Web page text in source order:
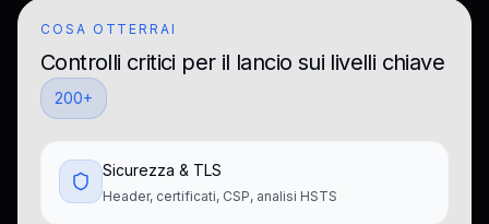
COSA OTTERRAI
Controlli critici per il lancio sui livelli chiave
200+
Sicurezza & TLS
Header, certificati, CSP, analisi HSTS